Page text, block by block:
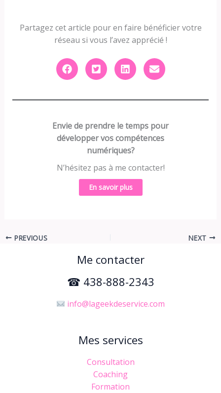
Partagez cet article pour en faire bénéficier votre
réseau si vous l’avez apprécié !
Envie de prendre le temps pour
développer vos compétences
numériques?
N’hésitez pas à me contacter!
En savoir plus
PREVIOUS NEXT
Me contacter
☎ 438-888-2343
info@lageekdeservice.com
Mes services
Consultation
Coaching
Formation